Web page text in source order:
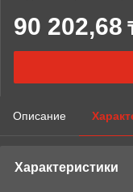
90 202,68
Описание
Характеристики